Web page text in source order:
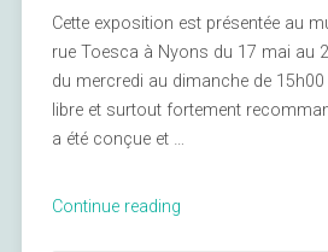
Cette exposition est présentée au
rue Toesca à Nyons du 17 mai au
du mercredi au dimanche de 15h00
libre et surtout fortement
a été conçue et …
Continue reading« Exposition